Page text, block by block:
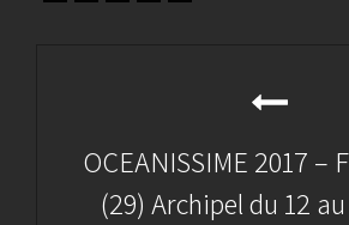
OCEANISSIME 2017 –
(29) Archipel du 12